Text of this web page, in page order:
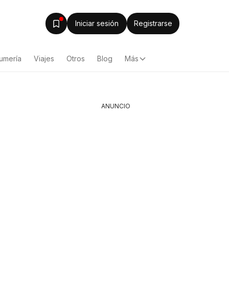
Iniciar sesión Registrarse
Viajes Otros Blog Más
ANUNCIO